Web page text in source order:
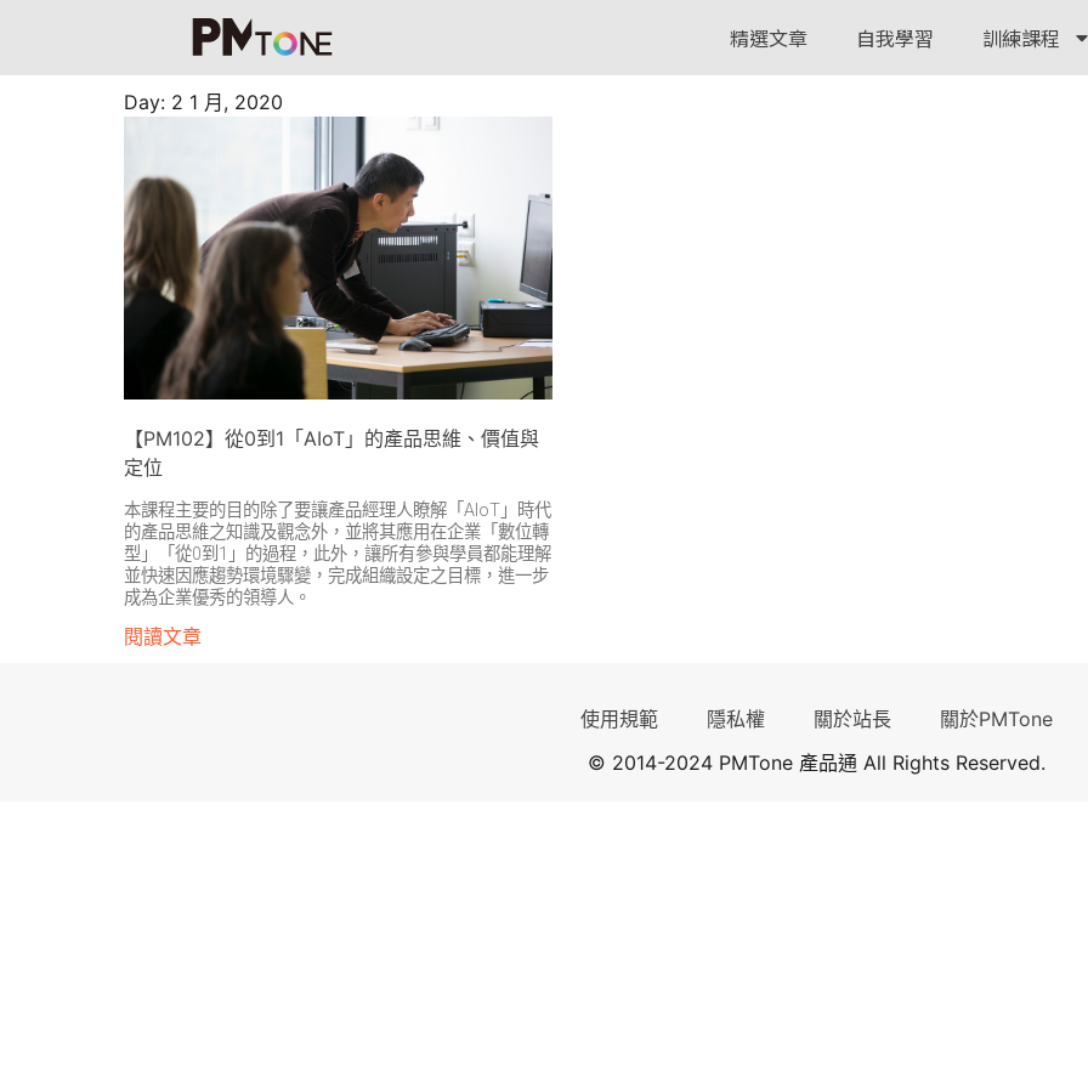
精選文章 自我學習 訓練課程
Day: 2 1 月, 2020
【PM102】從0到1「AIoT」的產品思維、價值與
定位
本課程主要的目的除了要讓產品經理人瞭解「AIoT」時代
的產品思維之知識及觀念外，並將其應用在企業「數位轉
型」「從0到1」的過程，此外，讓所有參與學員都能理解
並快速因應趨勢環境驟變，完成組織設定之目標，進一步
成為企業優秀的領導人。
閱讀文章
使用規範 隱私權 關於站長
關於PMTone
© 2014-2024 PMTone 產品通 All Rights Reserved.